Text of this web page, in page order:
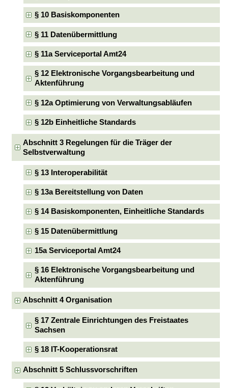
§ 10 Basiskomponenten
§ 11 Datenübermittlung
§ 11a Serviceportal Amt24
§ 12 Elektronische Vorgangsbearbeitung und
Aktenführung
§ 12a Optimierung von Verwaltungsabläufen
§ 12b Einheitliche Standards
Abschnitt 3 Regelungen für die Träger der
Selbstverwaltung
§ 13 Interoperabilität
§ 13a Bereitstellung von Daten
§ 14 Basiskomponenten, Einheitliche Standards
§ 15 Datenübermittlung
15a Serviceportal Amt24
§ 16 Elektronische Vorgangsbearbeitung und
Aktenführung
Abschnitt 4 Organisation
§ 17 Zentrale Einrichtungen des Freistaates
Sachsen
§ 18 IT-Kooperationsrat
Abschnitt 5 Schlussvorschriften